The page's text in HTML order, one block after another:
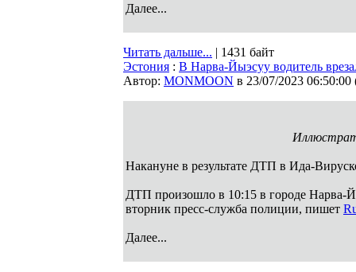
Далее...
Читать дальше... | 1431 байт
Эстония : В Нарва-Йыэсуу водитель
Автор: MONMOON в 23/07/2023 06:50:00
Накануне в результате ДТП в Ида-
ДТП произошло в 10:15 в городе Нарва-
вторник пресс-служба полиции, пишет
Далее...